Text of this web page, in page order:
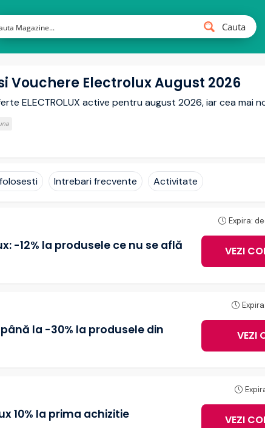
Cauta
Vouchere Electrolux August 2026
ELECTROLUX active pentru august 2026, iar cea mai
Intrebari frecvente Activitate
-12% la produsele ce nu se află
Expira:
VEZI
la -30% la produsele din
VEZI
10% la prima achizitie VEZI